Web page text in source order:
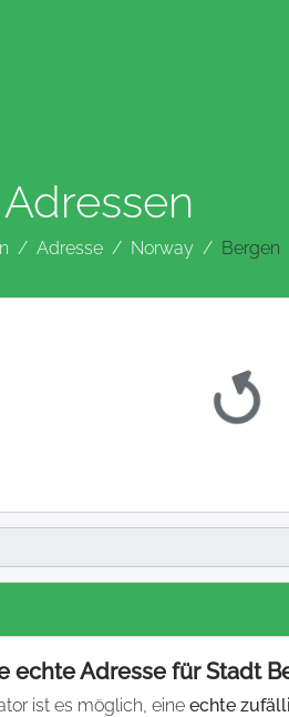
Adresse Norway Bergen
echte Adresse für Stadt
ist es möglich, eine echte